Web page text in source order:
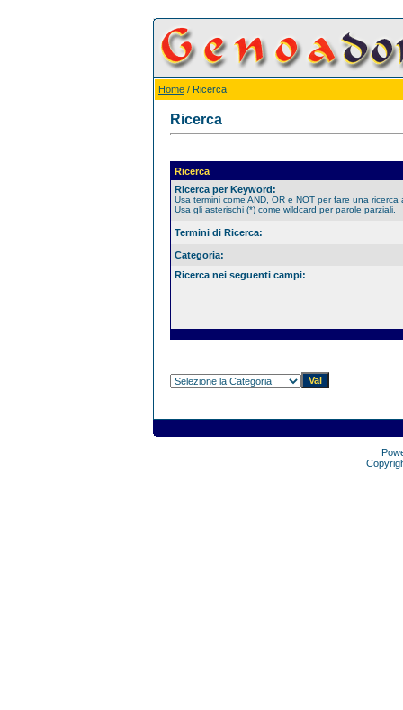
Home / Ricerca
Ricerca
Ricerca
Ricerca per Keyword:
Usa termini come AND, OR e NOT per fare una ricerca
Usa gli asterischi (*) come wildcard per parole parziali.
Termini di Ricerca:
Categoria:
Ricerca nei seguenti campi: